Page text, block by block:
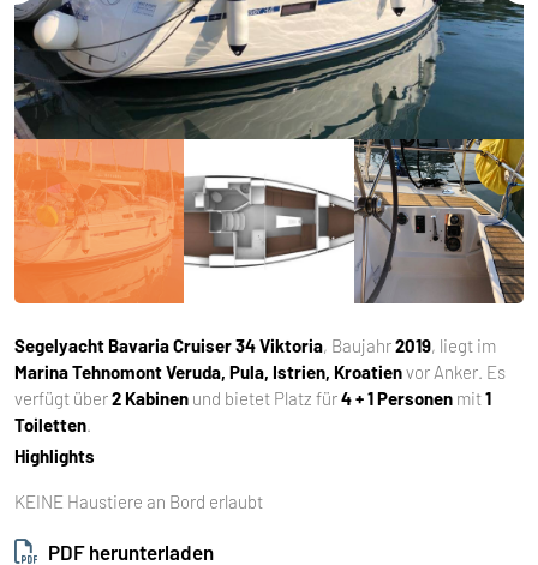
Segelyacht Bavaria Cruiser 34 Viktoria, Baujahr2019, liegt im
Marina Tehnomont Veruda, Pula, Istrien, Kroatienvor Anker. Es
verfügt über2 Kabinen und bietet Platz für4 + 1 Personen mit1
Toiletten.
Highlights
KEINE Haustiere an Bord erlaubt
PDF herunterladen